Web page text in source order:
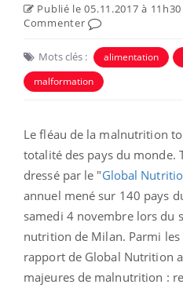
Publié le 05.11.2017 à 11h30
Commenter
Mots clés : alimentation
malformation
Le fléau de la malnutrition
totalité des pays du monde.
dressé par le "Global
annuel mené sur 140 pays
samedi 4 novembre lors du
nutrition de Milan. Parmi
rapport de Global Nutrition
majeures de malnutrition :